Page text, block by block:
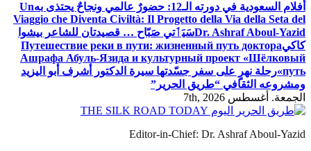
أفلام السعودية في دورته الـ12: حضورٌ عالمي ونجاحٌ يحتذى به
Un
Viaggio che Diventa Civiltà: Il Progetto della Via della Seta del
Dr. Ashraf Aboul-Yazidسَيَٲتي صَبّاح … قصيدتان للشاعر بيشوا
كاكيПутешествие реки в пути: жизненный путь доктора
Ашрафа Абуль-Язида и культурный проект «Шёлковый
путь» رحلة نهرٍ على سفر جسّدتها سيرة الدكتور أشرف أبو اليزيد
ومشروعه الثقافي “طريق الحرير”
الجمعة. أغسطس 7th, 2026
Editor-in-Chief: Dr. Ashraf Aboul-Yazid